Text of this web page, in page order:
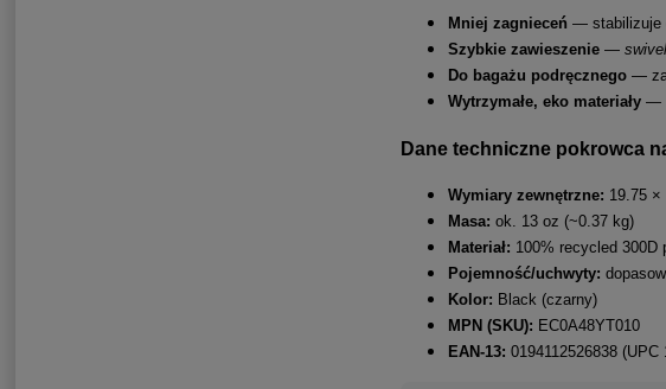
Mniej zagnieceń — stabilizuje
Szybkie zawieszenie—
Do bagażu podręcznego—
Wytrzymałe, eko materiały—
Dane techniczne pokrowca
Wymiary zewnętrzne: 19.75
Masa: ok. 13 oz (~0.37 kg)
Materiał: 100% recycled 300D
Pojemność/uchwyty:
Kolor: Black (czarny)
MPN (SKU): EC0A48YT010
EAN-13: 0194112526838 (UPC